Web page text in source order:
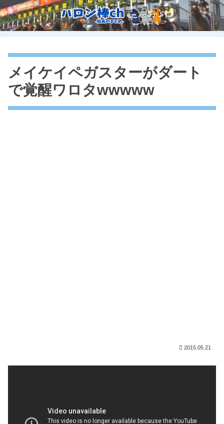
メイケイペガスターがダート
で覚醒ワロタwwwww
2015.05.21